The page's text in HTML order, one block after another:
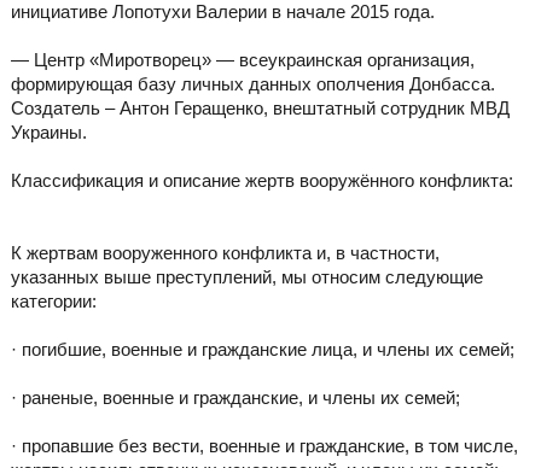
инициативе Лопотухи Валерии в начале 2015 года.
— Центр «Миротворец» — всеукраинская организация,
формирующая базу личных данных ополчения Донбасса.
Создатель – Антон Геращенко, внештатный сотрудник МВД
Украины.
Классификация и описание жертв вооружённого конфликта:
К жертвам вооруженного конфликта и, в частности,
указанных выше преступлений, мы относим следующие
категории:
· погибшие, военные и гражданские лица, и члены их семей;
· раненые, военные и гражданские, и члены их семей;
· пропавшие без вести, военные и гражданские, в том числе,